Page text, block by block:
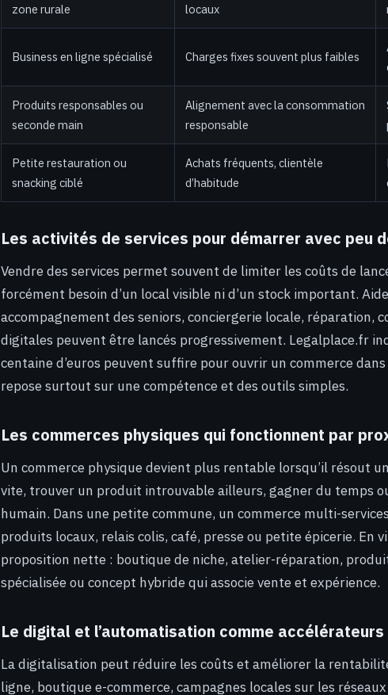
zone rurale
locaux
Business en ligne spécialisé Charges fixes souvent plus faibles
Produits responsables ou
seconde main
Alignement avec la consommation
responsable
Petite restauration ou
snacking ciblé
Achats fréquents, clientèle
d’habitude
Les activités de services pour démarrer avec peu
Vendre des services permet souvent de limiter les coûts de
forcément besoin d’un local visible ni d’un stock important.
accompagnement des seniors, conciergerie locale, réparation,
digitales peuvent être lancés progressivement. Legalplace.fr
centaine d’euros peuvent suffire pour ouvrir un commerce
repose surtout sur une compétence et des outils simples.
Les commerces physiques qui fonctionnent par
Un commerce physique devient plus rentable lorsqu’il résout
vite, trouver un produit introuvable ailleurs, gagner du temps
humain. Dans une petite commune, un commerce multi-
produits locaux, relais colis, café, presse ou petite épicerie. En
proposition nette : boutique de niche, atelier-réparation,
spécialisée ou concept hybride qui associe vente et expérience.
Le digital et l’automatisation comme accélérateurs
La digitalisation peut réduire les coûts et améliorer la
ligne, boutique e-commerce, campagnes locales sur les